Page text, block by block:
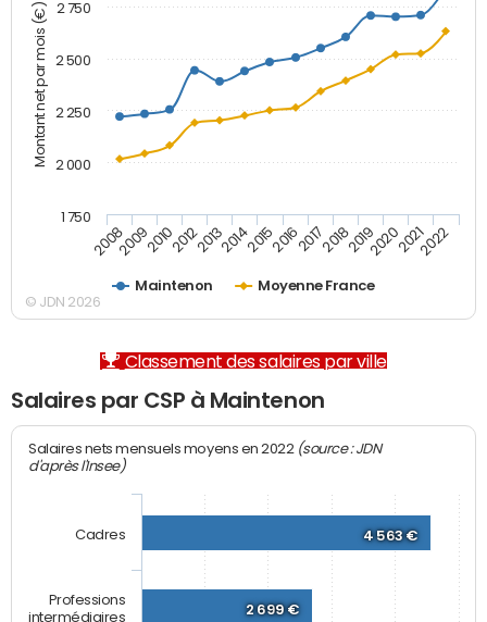
Montant net par mois (€)
Maintenon Moyenne France
20082009201020122013201420152016201720182019202020212022
1 750
2 000
2 250
2 500
2 750
© JDN 2026
Classement des salaires par ville
Salaires par CSP à Maintenon
Salaires nets mensuels moyens en 2022 (source : JDN
d'après l'Insee)
4 563 €
2 699 €
Cadres
Professions
intermédiaires